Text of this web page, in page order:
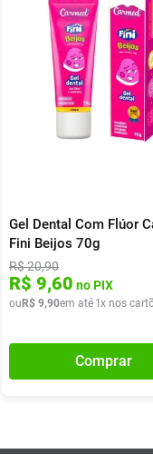
x deR$ 10,90
Gel Dental Com Flúor
Fini Beijos 70g
R$20,90
R$ 9,60 no PIX
ou R$ 9,90em até 1x nos
Comprar